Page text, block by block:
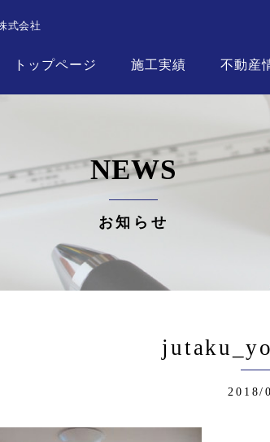
式会社
トップページ 施工実績 不動産
NEWS
お知らせ
2018/